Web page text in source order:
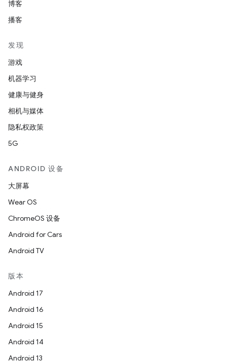
博客
播客
发现
游戏
机器学习
健康与健身
相机与媒体
隐私权政策
5G
ANDROID 设备
大屏幕
Wear OS
ChromeOS 设备
Android for Cars
Android TV
版本
Android 17
Android 16
Android 15
Android 14
Android 13